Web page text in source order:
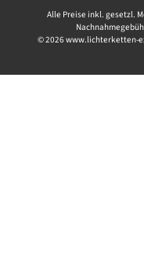
Alle Preise inkl. gesetzl.
© 2026 www.lichterketten-